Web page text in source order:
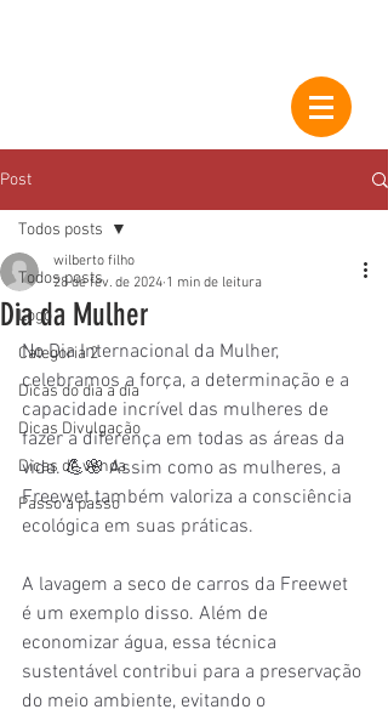
Post
Todos posts
Logo
Categoria 2
Dicas do dia a dia
Dicas Divulgação
Dicas de venda
Passo a passo
Todos posts
Dia da Mulher
wilberto filho
28 de fev. de 2024 1 min de leitura
No Dia Internacional da Mulher,
celebramos a força, a determinação e a
capacidade incrível das mulheres de
fazer a diferença em todas as áreas da
vida. 💪🌸 Assim como as mulheres, a
Freewet também valoriza a consciência
ecológica em suas práticas.
A lavagem a seco de carros da Freewet
é um exemplo disso. Além de
economizar água, essa técnica
sustentável contribui para a preservação
do meio ambiente, evitando o